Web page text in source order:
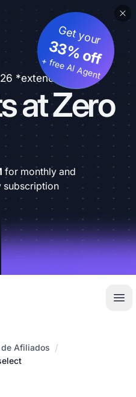
*extended
at Zero
Get your
33% off
+ free AI Agent
for monthly and
subscription
Afiliados /